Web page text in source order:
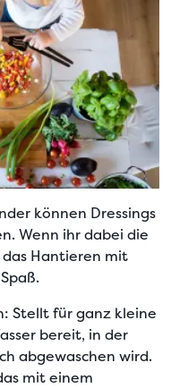
können Dressings
Wenn ihr dabei die
Hantieren mit
Stellt für ganz kleine
bereit, in der
abgewaschen wird.
mit einem